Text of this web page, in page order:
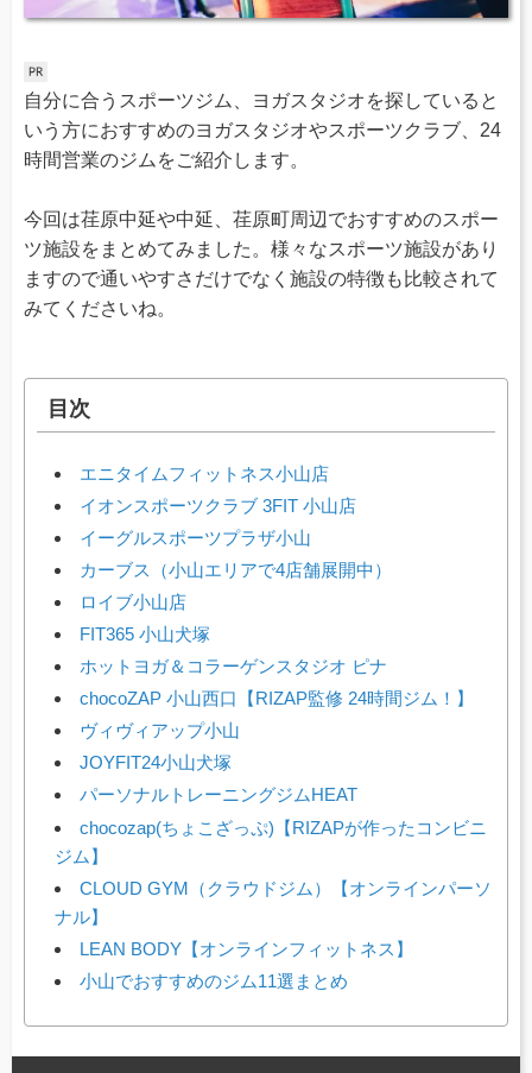
自分に合うスポーツジム、ヨガスタジオを探していると
いう方におすすめのヨガスタジオやスポーツクラブ、24
時間営業のジムをご紹介します。
今回は荏原中延や中延、荏原町周辺でおすすめのスポー
ツ施設をまとめてみました。様々なスポーツ施設があり
ますので通いやすさだけでなく施設の特徴も比較されて
みてくださいね。
目次
エニタイムフィットネス小山店
イオンスポーツクラブ 3FIT 小山店
イーグルスポーツプラザ小山
カーブス（小山エリアで4店舗展開中）
ロイブ小山店
FIT365 小山犬塚
ホットヨガ＆コラーゲンスタジオ ピナ
chocoZAP 小山西口【RIZAP監修 24時間ジム！】
ヴィヴィアップ小山
JOYFIT24小山犬塚
パーソナルトレーニングジムHEAT
chocozap(ちょこざっぷ)【RIZAPが作ったコンビニ
ジム】
CLOUD GYM（クラウドジム）【オンラインパーソ
ナル】
LEAN BODY【オンラインフィットネス】
小山でおすすめのジム11選まとめ